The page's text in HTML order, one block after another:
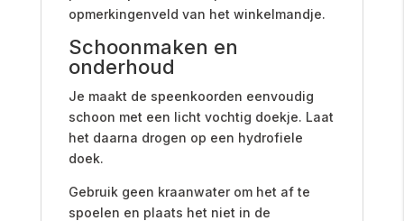
opmerkingenveld van het winkelmandje.
Schoonmaken en
onderhoud
Je maakt de speenkoorden eenvoudig
schoon met een licht vochtig doekje. Laat
het daarna drogen op een hydrofiele
doek.
Gebruik geen kraanwater om het af te
spoelen en plaats het niet in de